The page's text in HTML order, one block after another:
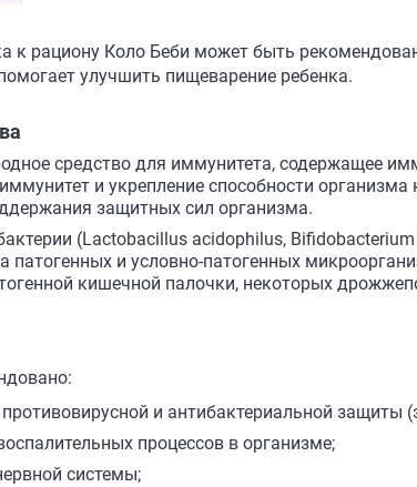
к рациону Коло Беби может быть
улучшить пищеварение ребенка.
средство для иммунитета, содержащее
и укрепление способности
защитных сил организма.
(Lactobacillus acidophilus,
патогенных и условно-патогенных
кишечной палочки, некоторых
и антибактериальной
процессов в организме;
системы;